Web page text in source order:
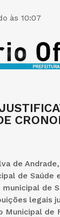
às 10:07
de Andrade,
de Saúde
de
legais
Municipal de